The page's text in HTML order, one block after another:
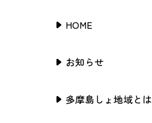
HOME
お知らせ
多摩島しょ地域とは